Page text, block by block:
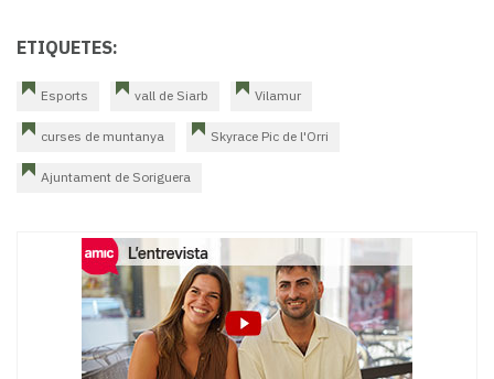
ETIQUETES:
Esports vall de Siarb Vilamur
curses de muntanya Skyrace Pic de l'Orri
Ajuntament de Soriguera